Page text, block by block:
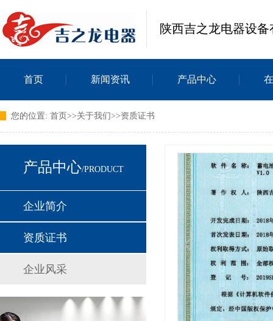
陕西吉之龙电器设备
首页 新闻资讯 产品中心
您的位置: 首页 >>关于我们>>资质证书
产品中心/PRODUCT
企业简介
资质证书
企业风采